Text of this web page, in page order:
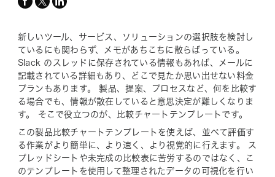
新しいツール、サービス、ソリューションの選択肢を検討し
ているにも関わらず、メモがあちこちに散らばっている。
Slack のスレッドに保存されている情報もあれば、メールに
記載されている詳細もあり、どこで見たか思い出せない料金
プランもあります。 製品、提案、プロセスなど、何を比較す
る場合でも、情報が散在していると意思決定が難しくなりま
す。 そこで役立つのが、比較チャートテンプレートです。
この製品比較チャートテンプレートを使えば、並べて評価す
る作業がより簡単に、より速く、より視覚的に行えます。 ス
プレッドシートや未完成の比較表に苦労するのではなく、こ
のテンプレートを使用して整理されたデータの可視化を行い